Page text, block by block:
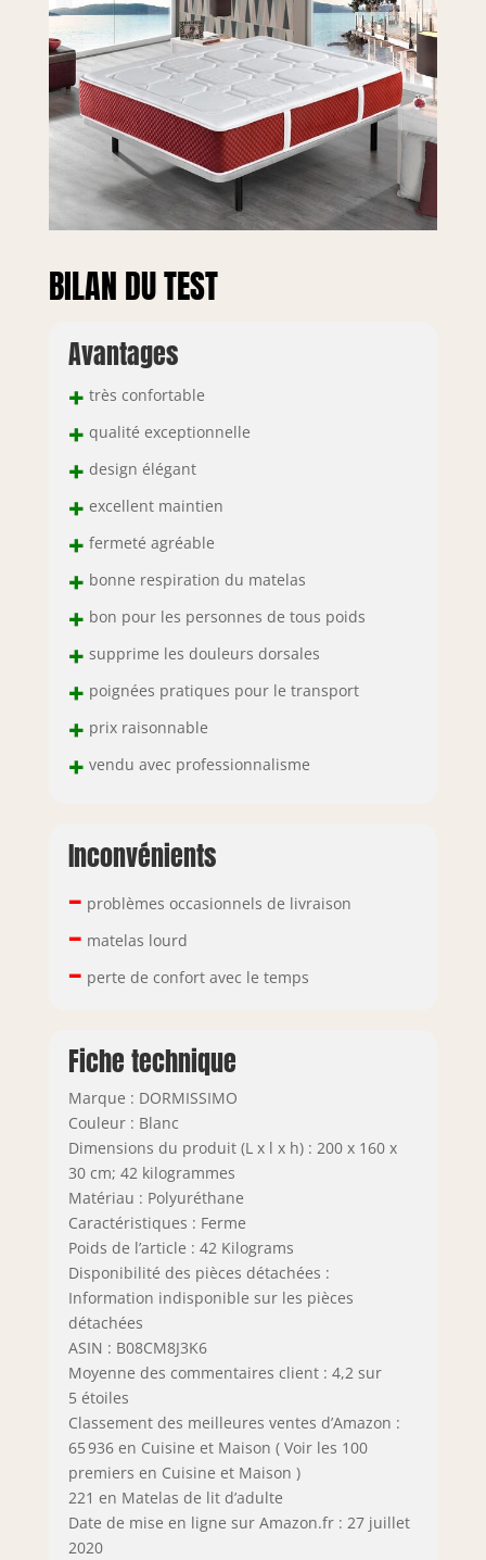
BILAN DU TEST
Avantages
+ très confortable
+ qualité exceptionnelle
+ design élégant
+ excellent maintien
+ fermeté agréable
+ bonne respiration du matelas
+ bon pour les personnes de tous poids
+ supprime les douleurs dorsales
+ poignées pratiques pour le transport
+ prix raisonnable
+ vendu avec professionnalisme
Inconvénients
– problèmes occasionnels de livraison
– matelas lourd
– perte de confort avec le temps
Fiche technique
Marque : DORMISSIMO
Couleur : Blanc
Dimensions du produit (L x l x h) : 200 x 160 x
30 cm; 42 kilogrammes
Matériau : Polyuréthane
Caractéristiques : Ferme
Poids de l’article : 42 Kilograms
Disponibilité des pièces détachées :
Information indisponible sur les pièces
détachées
ASIN : B08CM8J3K6
Moyenne des commentaires client : 4,2 sur
5 étoiles
Classement des meilleures ventes d’Amazon :
65 936 en Cuisine et Maison ( Voir les 100
premiers en Cuisine et Maison )
221 en Matelas de lit d’adulte
Date de mise en ligne sur Amazon.fr : 27 juillet
2020